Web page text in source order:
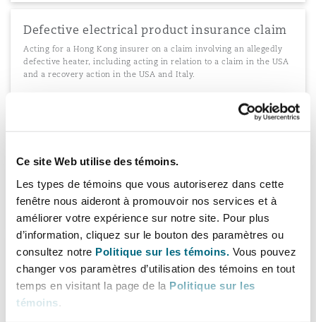
Ce site Web utilise des témoins.
Les types de témoins que vous autoriserez dans cette
fenêtre nous aideront à promouvoir nos services et à
améliorer votre expérience sur notre site. Pour plus
d’information, cliquez sur le bouton des paramètres ou
consultez notre Politique sur les témoins. Vous pouvez
changer vos paramètres d’utilisation des témoins en tout
temps en visitant la page de la Politique sur les
témoins
Defective electrical product insurance claim
Acting for a Hong Kong insurer on a claim involving an allegedly
defective heater, including acting in relation to a claim in the USA
and a recovery action in the USA and Italy.
Advising East Africa Breweries Limited in connection with a
proposed debt capital raising by way of commercial paper issue.
Advising a major FMCG player
Advising a major FMCG player on its fund-raising activities in
Kenya.